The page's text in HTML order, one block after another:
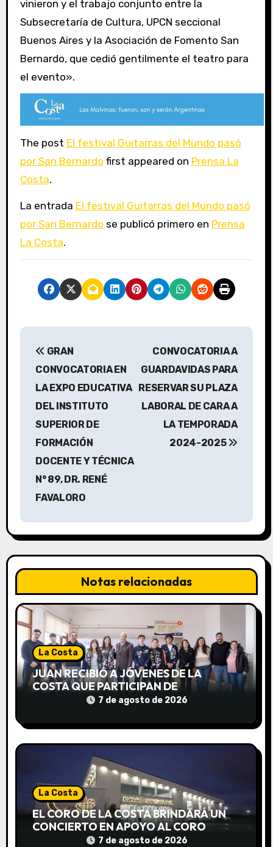
vinieron y el trabajo conjunto entre la
Subsecretaría de Cultura, UPCN seccional
Buenos Aires y la Asociación de Fomento San
Bernardo, que cedió gentilmente el teatro para
el evento».
The post El festival Guitarras del Mundo pasó
por San Bernardo first appeared on Prensa La
Costa.
La entrada El festival Guitarras del Mundo pasó
por San Bernardo se publicó primero en Prensa
La Costa.
N
i
ó
n
d
e
e
n
t
a
s
GRAN
CONVOCATORIA EN
LA EXPO EDUCATIVA
DEL INSTITUTO
SUPERIOR DE
FORMACIÓN
DOCENTE Y TÉCNICA
N° 89, DR. RENÉ
FAVALORO
CONVOCATORIA A
GUARDAVIDAS PARA
RESERVAR SU PLAZA
LABORAL DE CARA A
LA TEMPORADA
2024-2025
Notas relacionadas
La Costa
JUAN RECIBIÓ A JÓVENES DE LA
COSTA QUE PARTICIPAN DE
INTERCAMBIOS CULTURALES EN
7 de agosto de 2026
La Costa
EL CORO DE LA COSTA BRINDARÁ UN
CONCIERTO EN APOYO AL CORO
NACIONAL DE NIÑOS7 de agosto de 2026